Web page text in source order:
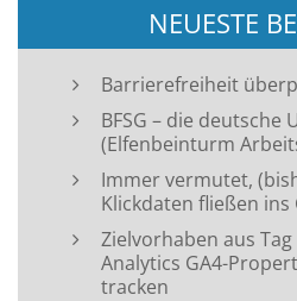
NEUESTE
Barrierefreiheit
BFSG – die deutsche
(Elfenbeinturm
Immer vermutet,
Klickdaten fließen ins
Zielvorhaben aus
Analytics GA4-
tracken